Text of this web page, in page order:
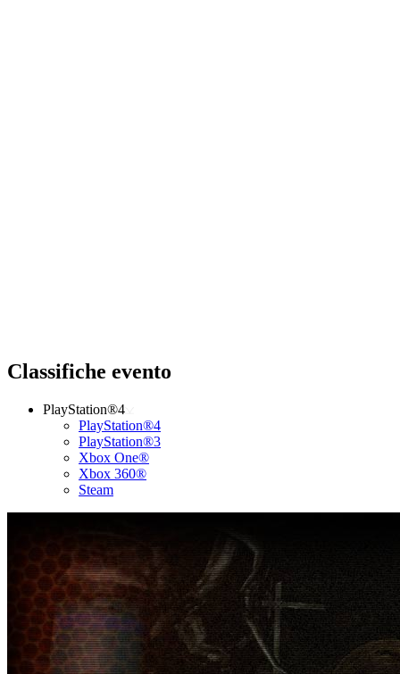
Classifiche evento
PlayStation®4
PlayStation®4
PlayStation®3
Xbox One®
Xbox 360®
Steam